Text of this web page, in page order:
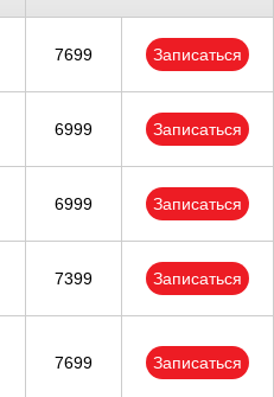
7699 Записаться
6999 Записаться
6999 Записаться
7399 Записаться
7699 Записаться